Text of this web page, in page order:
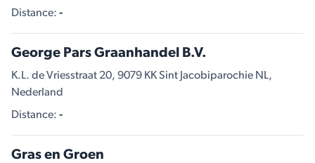
Distance: -
George Pars Graanhandel B.V.
K.L. de Vriesstraat 20, 9079 KK Sint Jacobiparochie NL,
Nederland
Distance: -
Gras en Groen